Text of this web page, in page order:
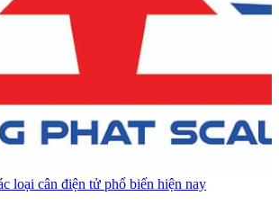
loại cân điện tử phổ biến hiện nay